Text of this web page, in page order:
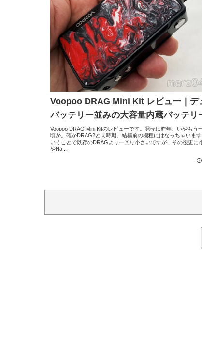
Voopoo DRAG Mini Kit レビュー｜デ
バッテリー並みの大容量内蔵バッテリ
Voopoo DRAG Mini Kitのレビューです。発売は昨年、いやもう
頃か。確かDRAG2と同時期。結構前の機種にはなっちゃいます
いうことで既存のDRAGより一回り小さいですが、その後更に
やNa...